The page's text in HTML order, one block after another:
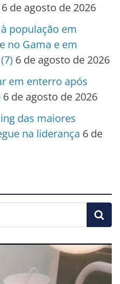
6 de agosto de 2026
população em
no Gama e em
6 de agosto de 2026
em enterro após
6 de agosto de 2026
das maiores
na liderança 6 de